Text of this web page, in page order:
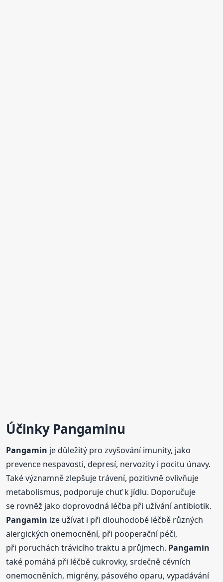
Účinky Pangaminu
Pangamin je důležitý pro zvyšování imunity, jako
prevence nespavosti, depresí, nervozity i pocitu únavy.
Také významně zlepšuje trávení, pozitivně ovlivňuje
metabolismus, podporuje chuť k jídlu. Doporučuje
se rovněž jako doprovodná léčba při užívání antibiotik.
Pangamin lze užívat i při dlouhodobé léčbě různých
alergických onemocnění, při pooperační péči,
při poruchách trávicího traktu a průjmech. Pangamin
také pomáhá při léčbě cukrovky, srdečně cévních
onemocněních, migrény, pásového oparu, vypadávání